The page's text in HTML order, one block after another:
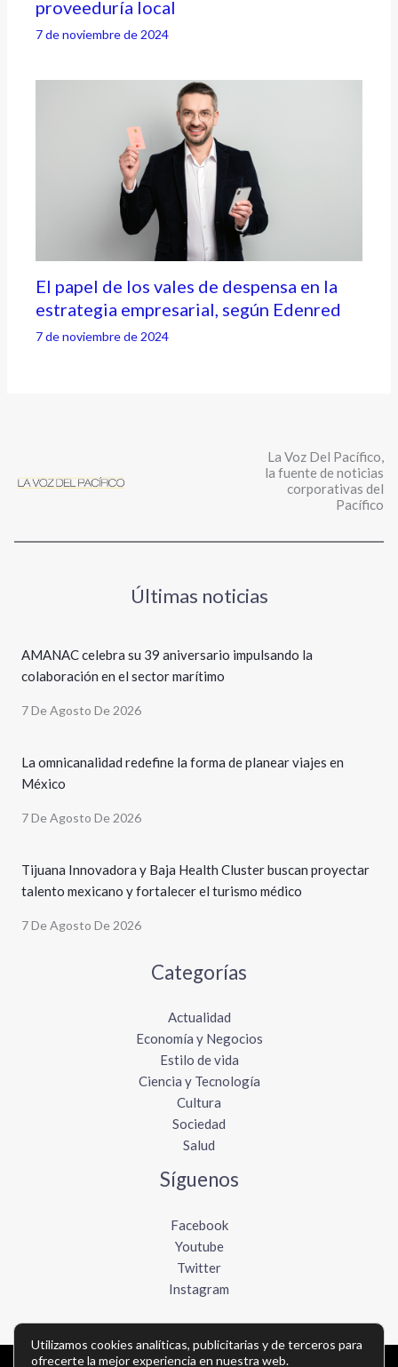
proveeduría local
7 de noviembre de 2024
El papel de los vales de despensa en la
estrategia empresarial, según Edenred
7 de noviembre de 2024
La Voz Del Pacífico,
la fuente de noticias
corporativas del
Pacífico
Últimas noticias
AMANAC celebra su 39 aniversario impulsando la
colaboración en el sector marítimo
7 De Agosto De 2026
La omnicanalidad redefine la forma de planear viajes en
México
7 De Agosto De 2026
Tijuana Innovadora y Baja Health Cluster buscan proyectar
talento mexicano y fortalecer el turismo médico
7 De Agosto De 2026
Categorías
Actualidad
Economía y Negocios
Estilo de vida
Ciencia y Tecnología
Cultura
Sociedad
Salud
Síguenos
Facebook
Youtube
Twitter
Instagram
Utilizamos cookies analíticas, publicitarias y de terceros para
ofrecerte la mejor experiencia en nuestra web.